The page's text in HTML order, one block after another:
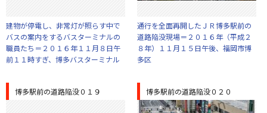
建物が停電し、非常灯が照らす中で
バスの案内をするバスターミナルの
職員たち＝２０１６年１１月８日午
前１１時すぎ、博多バスターミナル
通行を全面再開したＪＲ博多駅前の
道路陥没現場＝２０１６年（平成２
８年）１１月１５日午後、福岡市博
多区
博多駅前の道路陥没０１９ 博多駅前の道路陥没０２０